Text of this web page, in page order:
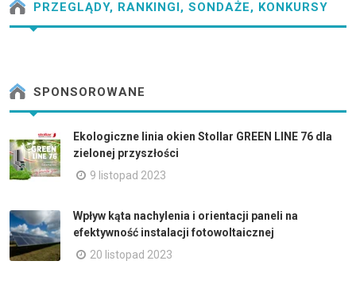
PRZEGLĄDY, RANKINGI, SONDAŻE, KONKURSY
SPONSOROWANE
Ekologiczne linia okien Stollar GREEN LINE 76 dla
zielonej przyszłości
9 listopad 2023
Wpływ kąta nachylenia i orientacji paneli na
efektywność instalacji fotowoltaicznej
20 listopad 2023